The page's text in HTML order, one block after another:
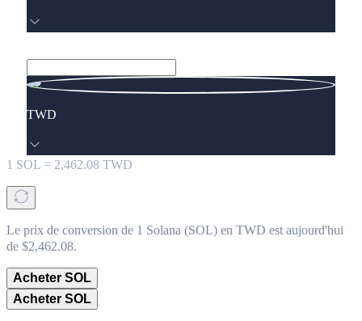
TWD
1 SOL = 2,462.08 TWD
Le prix de conversion de 1 Solana (SOL) en TWD est aujourd'hui
de $2,462.08.
Acheter SOL
Acheter SOL